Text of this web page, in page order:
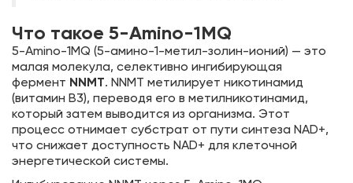
Что такое 5-Amino-1MQ
5-Amino-1MQ (5-амино-1-метил-золин-ионий) — это
малая молекула, селективно ингибирующая
фермент NNMT. NNMT метилирует никотинамид
(витамин B3), переводя его в метилникотинамид,
который затем выводится из организма. Этот
процесс отнимает субстрат от пути синтеза NAD+,
что снижает доступность NAD+ для клеточной
энергетической системы.